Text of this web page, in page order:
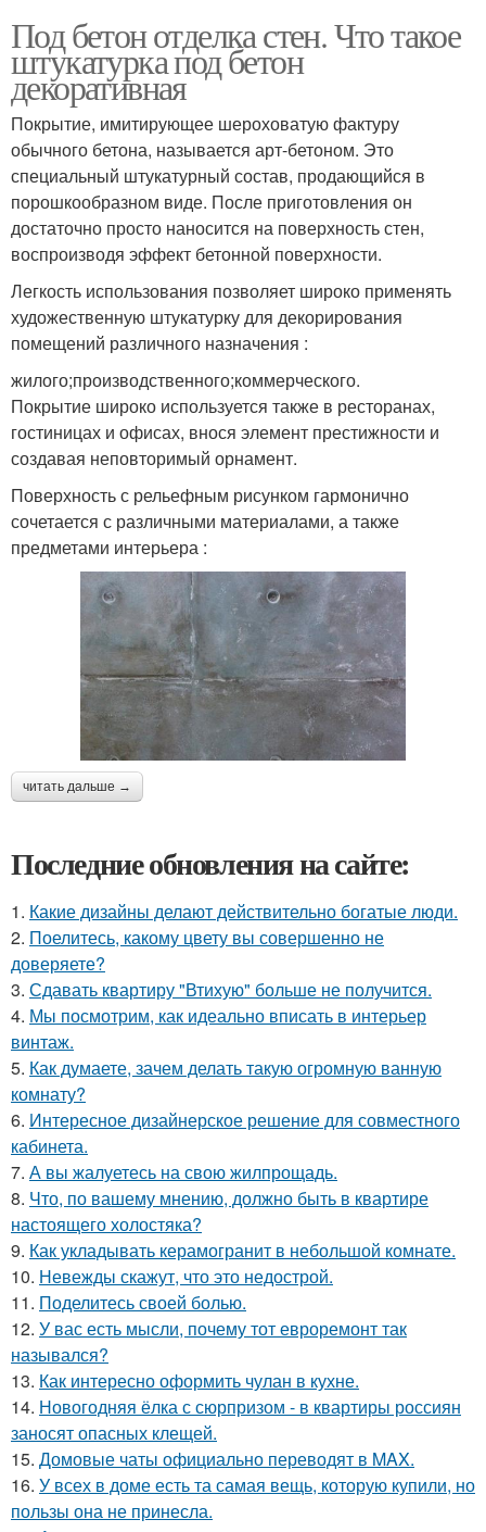
Под бетон отделка стен. Что такое
штукатурка под бетон
декоративная
Покрытие, имитирующее шероховатую фактуру
обычного бетона, называется арт-бетоном. Это
специальный штукатурный состав, продающийся в
порошкообразном виде. После приготовления он
достаточно просто наносится на поверхность стен,
воспроизводя эффект бетонной поверхности.
Легкость использования позволяет широко применять
художественную штукатурку для декорирования
помещений различного назначения :
жилого;производственного;коммерческого.
Покрытие широко используется также в ресторанах,
гостиницах и офисах, внося элемент престижности и
создавая неповторимый орнамент.
Поверхность с рельефным рисунком гармонично
сочетается с различными материалами, а также
предметами интерьера :
читать дальше →
Последние обновления на сайте:
1. Какие дизайны делают действительно богатые люди.
2. Поелитесь, какому цвету вы совершенно не
доверяете?
3. Сдавать квартиру "Втихую" больше не получится.
4. Мы посмотрим, как идеально вписать в интерьер
винтаж.
5. Как думаете, зачем делать такую огромную ванную
комнату?
6. Интересное дизайнерское решение для совместного
кабинета.
7. А вы жалуетесь на свою жилпрощадь.
8. Что, по вашему мнению, должно быть в квартире
настоящего холостяка?
9. Как укладывать керамогранит в небольшой комнате.
10. Невежды скажут, что это недострой.
11. Поделитесь своей болью.
12. У вас есть мысли, почему тот евроремонт так
назывался?
13. Как интересно оформить чулан в кухне.
14. Новогодняя ёлка с сюрпризом - в квартиры россиян
заносят опасных клещей.
15. Домовые чаты официально переводят в MAX.
16. У всех в доме есть та самая вещь, которую купили, но
пользы она не принесла.